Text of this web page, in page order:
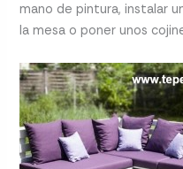
mano de pintura, instalar
la mesa o poner unos